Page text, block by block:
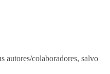
autores/colaboradores, salvo